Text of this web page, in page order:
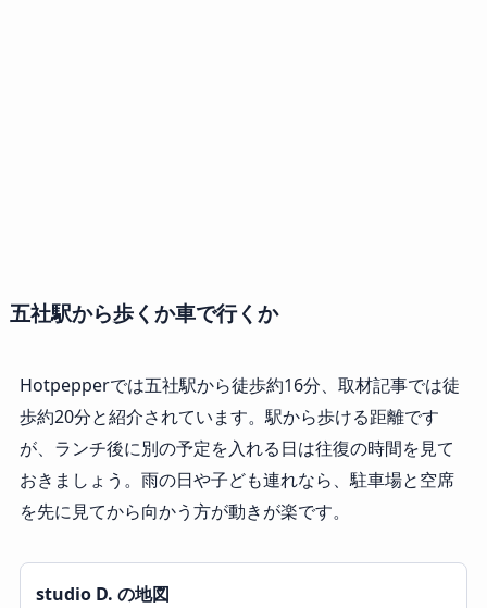
五社駅から歩くか車で行くか
Hotpepperでは五社駅から徒歩約16分、取材記事では徒
歩約20分と紹介されています。駅から歩ける距離です
が、ランチ後に別の予定を入れる日は往復の時間を見て
おきましょう。雨の日や子ども連れなら、駐車場と空席
を先に見てから向かう方が動きが楽です。
studio D. の地図